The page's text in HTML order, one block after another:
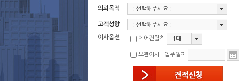
의뢰목적 ::선택해주세요::
고객성향 ::선택해주세요::
이사옵션 에어컨탈착 1대
보관이사 | 입주일자